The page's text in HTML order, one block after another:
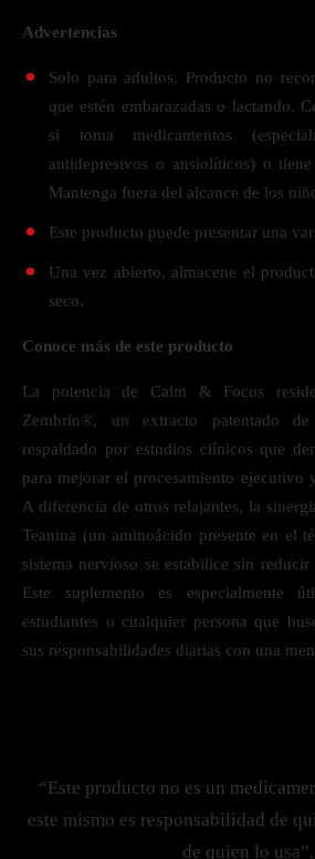
Advertencias
Solo para adultos. Producto no
que estén embarazadas o lactando.
si toma medicamentos
antidepresivos o ansiolíticos) o
Mantenga fuera del alcance de los
Este producto puede presentar una
Una vez abierto, almacene el
seco.
Conoce más de este producto
La potencia de Calm & Focus
Zembrin®, un extracto patentado de
respaldado por estudios clínicos que
para mejorar el procesamiento ejecutivo
A diferencia de otros relajantes, la
Teanina (un aminoácido presente en el
sistema nervioso se estabilice sin
Este suplemento es especialmente
estudiantes o cualquier persona que
sus responsabilidades diarias con una
“Este producto no es un
este mismo es responsabilidad de
de quien lo usa”.